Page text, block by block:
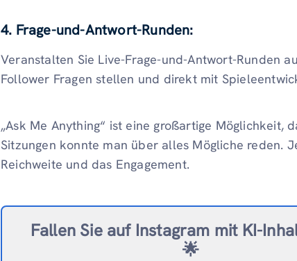
4. Frage-und-Antwort-Runden:
Veranstalten Sie Live-Frage-und-Antwort-Runden
Follower Fragen stellen und direkt mit
„Ask Me Anything“ ist eine großartige Möglichkeit,
Sitzungen konnte man über alles Mögliche reden.
Reichweite und das Engagement.
Fallen Sie auf Instagram mit KI-
🌟